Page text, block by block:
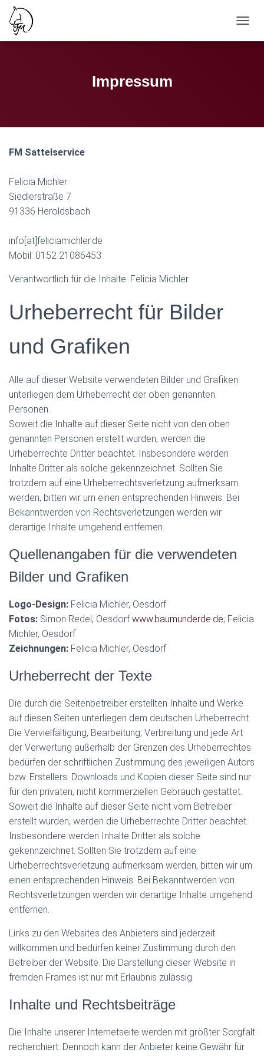
A
Impressum
FM Sattelservice
Felicia Michler
Siedlerstraße 7
91336 Heroldsbach
info[at]feliciamichler.de
Mobil: 0152 21086453
Verantwortlich für die Inhalte: Felicia Michler
Urheberrecht für Bilder
und Grafiken
Alle auf dieser Website verwendeten Bilder und Grafiken
unterliegen dem Urheberrecht der oben genannten
Personen.
Soweit die Inhalte auf dieser Seite nicht von den oben
genannten Personen erstellt wurden, werden die
Urheberrechte Dritter beachtet. Insbesondere werden
Inhalte Dritter als solche gekennzeichnet. Sollten Sie
trotzdem auf eine Urheberrechtsverletzung aufmerksam
werden, bitten wir um einen entsprechenden Hinweis. Bei
Bekanntwerden von Rechtsverletzungen werden wir
derartige Inhalte umgehend entfernen.
Quellenangaben für die verwendeten
Bilder und Grafiken
Logo-Design: Felicia Michler, Oesdorf
Fotos: Simon Redel, Oesdorfwww.baumunderde.de; Felicia
Michler, Oesdorf
Zeichnungen: Felicia Michler, Oesdorf
Urheberrecht der Texte
Die durch die Seitenbetreiber erstellten Inhalte und Werke
auf diesen Seiten unterliegen dem deutschen Urheberrecht.
Die Vervielfältigung, Bearbeitung, Verbreitung und jede Art
der Verwertung außerhalb der Grenzen des Urheberrechtes
bedürfen der schriftlichen Zustimmung des jeweiligen Autors
bzw. Erstellers. Downloads und Kopien dieser Seite sind nur
für den privaten, nicht kommerziellen Gebrauch gestattet.
Soweit die Inhalte auf dieser Seite nicht vom Betreiber
erstellt wurden, werden die Urheberrechte Dritter beachtet.
Insbesondere werden Inhalte Dritter als solche
gekennzeichnet. Sollten Sie trotzdem auf eine
Urheberrechtsverletzung aufmerksam werden, bitten wir um
einen entsprechenden Hinweis. Bei Bekanntwerden von
Rechtsverletzungen werden wir derartige Inhalte umgehend
entfernen.
Links zu den Websites des Anbieters sind jederzeit
willkommen und bedürfen keiner Zustimmung durch den
Betreiber der Website. Die Darstellung dieser Website in
fremden Frames ist nur mit Erlaubnis zulässig.
Inhalte und Rechtsbeiträge
Die Inhalte unserer Internetseite werden mit größter Sorgfalt
recherchiert. Dennoch kann der Anbieter keine Gewähr für